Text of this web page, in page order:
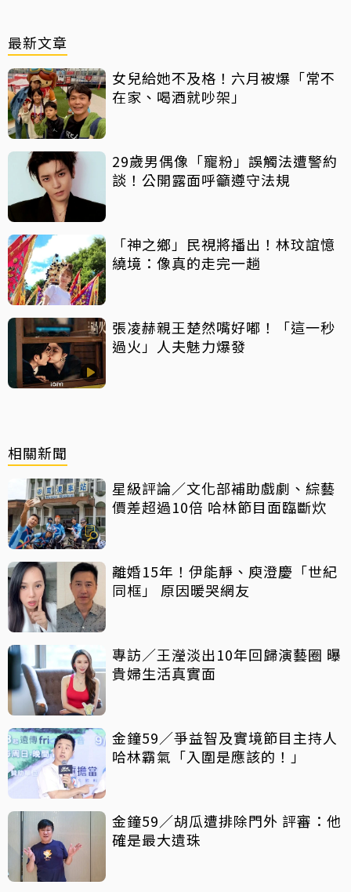
最新文章
女兒給她不及格！六月被爆「常不
在家、喝酒就吵架」
29歲男偶像「寵粉」誤觸法遭警約
談！公開露面呼籲遵守法規
「神之鄉」民視將播出！林玟誼憶
繞境：像真的走完一趟
張凌赫親王楚然嘴好嘟！「這一秒
過火」人夫魅力爆發
相關新聞
星級評論／文化部補助戲劇、綜藝
價差超過10倍 哈林節目面臨斷炊
離婚15年！伊能靜、庾澄慶「世紀
同框」 原因暖哭網友
專訪／王瀅淡出10年回歸演藝圈 曝
貴婦生活真實面
金鐘59／爭益智及實境節目主持人
哈林霸氣「入圍是應該的！」
金鐘59／胡瓜遭排除門外 評審：他
確是最大遺珠